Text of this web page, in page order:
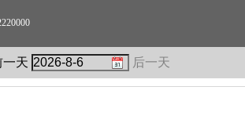
一天 后一天